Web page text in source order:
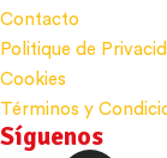
Contacto
Politique de
Cookies
Términos y
Síguenos